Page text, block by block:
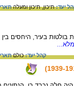
יעד:תיכון,תיכון ומעלה
בעיר, היחסים בין
קהל יעד:כולם